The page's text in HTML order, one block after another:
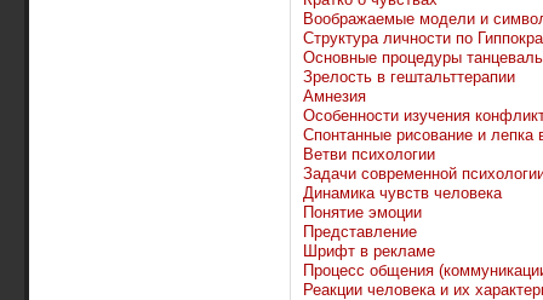
Воображаемые модели и
Структура личности по
Основные процедуры
Зрелость в гештальттерапии
Амнезия
Особенности изучения
Спонтанные рисование и лепка
Ветви психологии
Задачи современной
Динамика чувств человека
Понятие эмоции
Представление
Шрифт в рекламе
Процесс общения
Реакции человека и их